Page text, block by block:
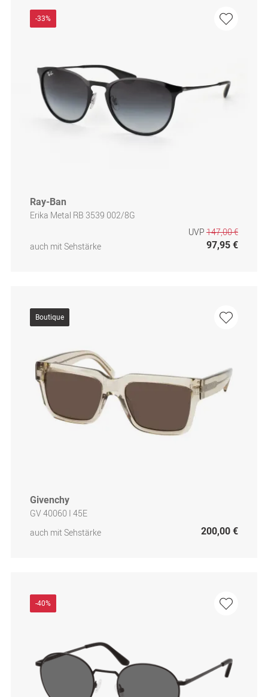
-33%
Ray-Ban
Erika Metal RB 3539 002/8G
auch mit Sehstärke
UVP 147,00 €
97,95 €
Boutique
Givenchy
GV 40060 I 45E
auch mit Sehstärke
200,00 €
-40%